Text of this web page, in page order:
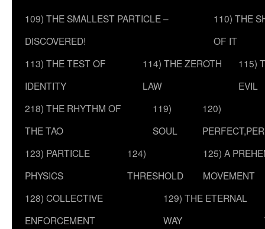
109) THE SMALLEST PARTICLE –
DISCOVERED!
110) THE
OF IT
113) THE TEST OF
IDENTITY
114) THE ZEROTH
LAW
115)
EVIL
218) THE RHYTHM OF
THE TAO
119)
SOUL
120)
123) PARTICLE
PHYSICS
124)
THRESHOLD
125) A
MOVEMENT
128) COLLECTIVE
ENFORCEMENT
129) THE ETERNAL
WAY